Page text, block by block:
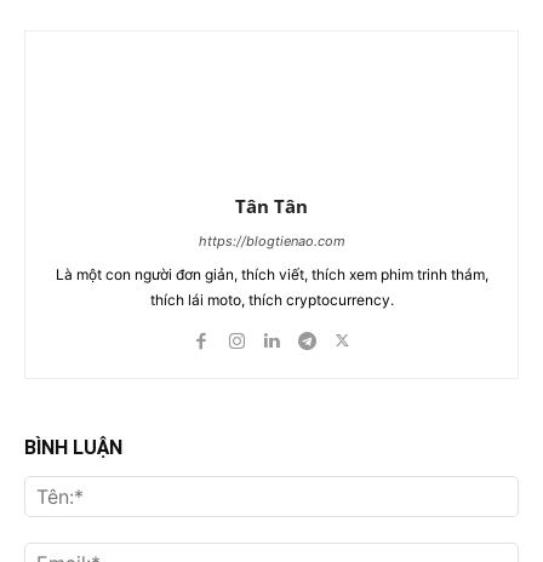
Tân Tân
https://blogtienao.com
Là một con người đơn giản, thích viết, thích xem phim trinh thám,
thích lái moto, thích cryptocurrency.
BÌNH LUẬN